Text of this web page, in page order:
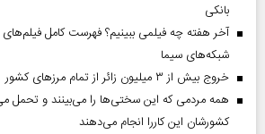
بانکی
آخر هفته چه فیلمی ببینیم؟ فهرست کامل
شبکه‌های سیما
خروج بیش از ۳ میلیون زائر از تمام مرز‌های کشور
همه مردمی که این سختی‌ها را می‌بینند و تحمل
کشورشان این کاررا انجام می‌دهند